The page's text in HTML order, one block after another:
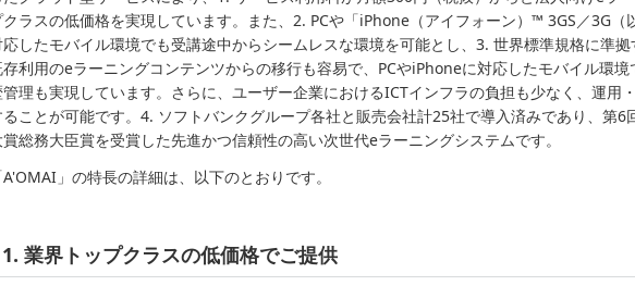
ラスの低価格を実現しています。また、2. PCや「iPhone（アイフォーン）™ 3GS／3G（
したモバイル環境でも受講途中からシームレスな環境を可能とし、3. 世界標準規格に準拠
利用のeラーニングコンテンツからの移行も容易で、PCやiPhoneに対応したモバイル環境
理も実現しています。さらに、ユーザー企業におけるICTインフラの負担も少なく、運用
ことが可能です。4. ソフトバンクグループ各社と販売会社計25社で導入済みであり、第
総務大臣賞を受賞した先進かつ信頼性の高い次世代eラーニングシステムです。
」の特長の詳細は、以下のとおりです。
1. 業界トップクラスの低価格でご提供